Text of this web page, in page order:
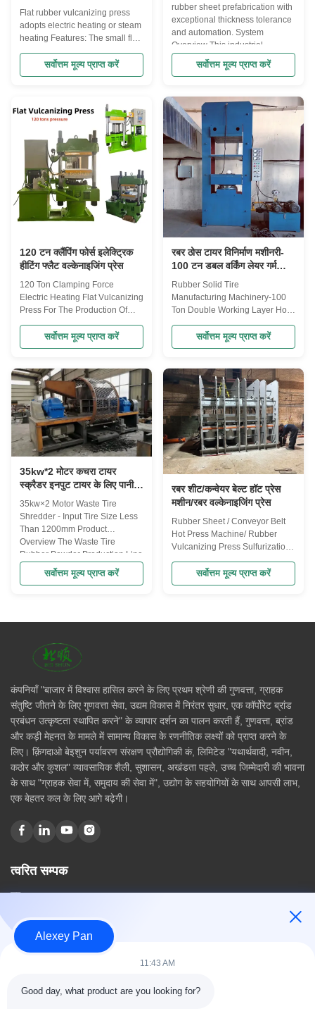
Flat rubber vulcanizing press
adopts electric heating or steam
heating Features: The small flat
Qingdao Beishun is a kind of
equipment used for molding and
laboratory research, product
development and small batch ...
सर्वोत्तम मूल्य प्राप्त करें
rubber sheet prefabrication with
exceptional thickness tolerance
and automation. System
Overview This industrial
calendering line represents ...
सर्वोत्तम मूल्य प्राप्त करें
120 टन क्लैंपिंग फोर्स इलेक्ट्रिक
हीटिंग फ्लैट वल्केनाइजिंग प्रेस
120 Ton Clamping Force
Electric Heating Flat Vulcanizing
Press For The Production Of
Parts A conductive rubber
ceramic parts flat vulcanizing
used in the manufacturing
process of conductive rubber
ceramic components. The
following is an ...
सर्वोत्तम मूल्य प्राप्त करें
रबर ठोस टायर विनिर्माण मशीनरी-
100 टन डबल वर्किंग लेयर गर्म
प्रेसिंग मशीन-रबर पहिया उत्पादन
उपकरण
Rubber Solid Tire
Manufacturing Machinery-100
Ton Double Working Layer Hot
Production Equipment Detailed
explanation of solid tire
used in low-speed and high-
load scenarios such as forklifts,
AGV trolleys, construction
machinery, and ...
सर्वोत्तम मूल्य प्राप्त करें
35kw*2 मोटर कचरा टायर
स्क्रैडर इनपुट टायर के लिए पानी
ठंडा के साथ आकार 1200 मिमी से
कम
35kw×2 Motor Waste Tire
Shredder - Input Tire Size Less
Than 1200mm Product
Overview The Waste Tire
Rubber Powder Production Line
is a comprehensive system
designed for efficient processing
सर्वोत्तम मूल्य प्राप्त करें
रबर शीट/कन्वेयर बेल्ट हॉट प्रेस
मशीन/रबर वल्केनाइजिंग प्रेस
Rubber Sheet / Conveyor Belt
Hot Press Machine/ Rubber
Vulcanizing Press Sulfurization
conveyor belt sulfurization
machine is suitable for sulfiding
belts, steel wire rope conveyor
सर्वोत्तम मूल्य प्राप्त करें
कंपनियाँ "बाजार में विश्वास हासिल करने के लिए प्रथम श्रेणी की गुणवत्ता, ग्राहक
संतुष्टि जीतने के लिए गुणवत्ता सेवा, उद्यम विकास में निरंतर सुधार, एक कॉर्पोरेट ब्रांड
प्रबंधन उत्कृष्टता स्थापित करने" के व्यापार दर्शन का पालन करती हैं, गुणवत्ता, ब्रांड
और कड़ी मेहनत के मामले में सामान्य विकास के रणनीतिक लक्ष्यों को प्राप्त करने के
लिए। क़िंगदाओ बेइशुन पर्यावरण संरक्षण प्रौद्योगिकी कं, लिमिटेड "यथार्थवादी, नवीन,
कठोर और कुशल" व्यावसायिक शैली, सुशासन, अखंडता पहले, उच्च जिम्मेदारी की भावना
के साथ "ग्राहक सेवा में, समुदाय की सेवा में", उद्योग के सहयोगियों के साथ आपसी लाभ,
एक बेहतर कल के लिए आगे बढ़ेगी।
त्वरित सम्पक
घर
उत्पादों
संपर्क करें
श्रेणियाँ
Alexey Pan
11:43 AM
Good day, what product are you looking for?